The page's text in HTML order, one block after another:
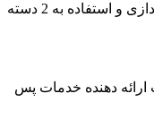
کالاهای خریداری شده از نظر امکان راه اندازی و استفاده به 2 دسته
دهنده خدمات پس